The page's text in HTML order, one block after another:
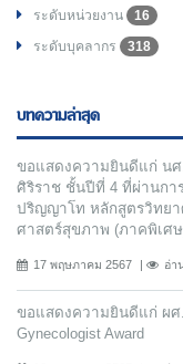
ระดับหน่วยงาน
16
ระดับบุคลากร
318
บทความล่าสุด
ขอแสดงความยินดีแก่ น
ศิริราช ชั้นปีที่ 4 ที่ผ่านกา
ปริญญาโท หลักสูตรวิทย
ศาสตร์สุขภาพ (ภาคพิเศ
17 พฤษภาคม 2567 อ่า
ขอแสดงความยินดีแก่ ผศ
Gynecologist Award